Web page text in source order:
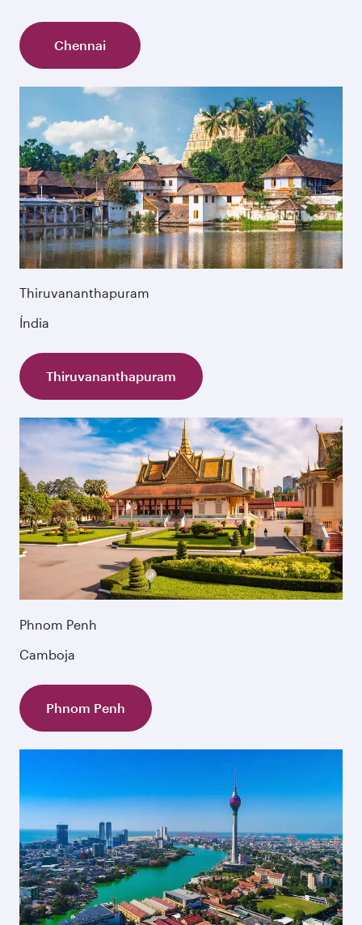
Chennai
Thiruvananthapuram
Índia
Thiruvananthapuram
Phnom Penh
Camboja
Phnom Penh